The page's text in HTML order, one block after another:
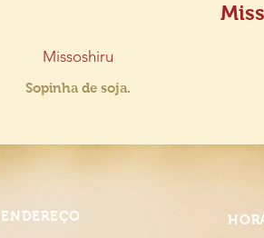
Missoshiru
Sopinha de soja.
ENDEREÇO